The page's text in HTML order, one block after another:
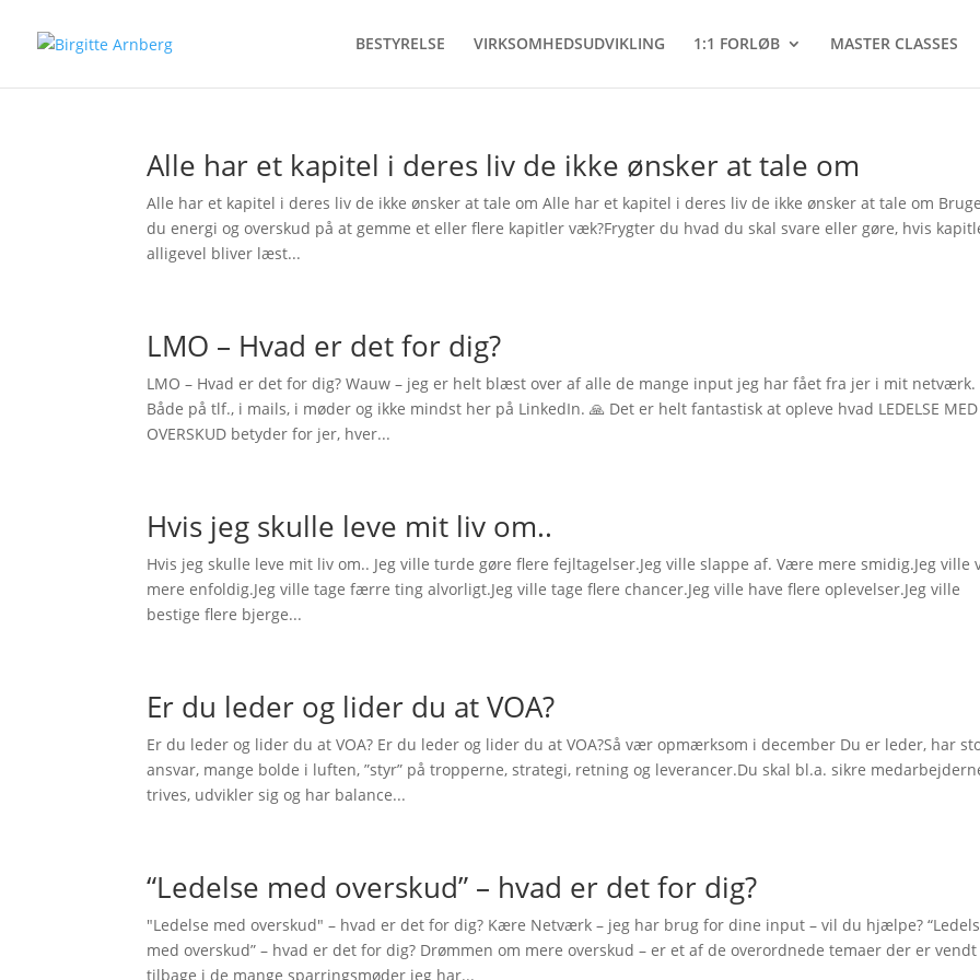
BESTYRELSE VIRKSOMHEDSUDVIKLING 1:1 FORLØB MASTER CLASSES
Alle har et kapitel i deres liv de ikke ønsker at tale om
Alle har et kapitel i deres liv de ikke ønsker at tale om Alle har et kapitel i deres liv de ikke ønsker at tale om
du energi og overskud på at gemme et eller flere kapitler væk?Frygter du hvad du skal svare eller gøre, hvis
alligevel bliver læst...
LMO – Hvad er det for dig?
LMO – Hvad er det for dig? Wauw – jeg er helt blæst over af alle de mange input jeg har fået fra jer i mit netværk.
Både på tlf., i mails, i møder og ikke mindst her på LinkedIn. 🙏 Det er helt fantastisk at opleve hvad LEDELSE MED
OVERSKUD betyder for jer, hver...
Hvis jeg skulle leve mit liv om..
Hvis jeg skulle leve mit liv om.. Jeg ville turde gøre flere fejltagelser.Jeg ville slappe af. Være mere smidig.Jeg ville
mere enfoldig.Jeg ville tage færre ting alvorligt.Jeg ville tage flere chancer.Jeg ville have flere oplevelser.Jeg ville
bestige flere bjerge...
Er du leder og lider du at VOA?
Er du leder og lider du at VOA? Er du leder og lider du at VOA?Så vær opmærksom i december Du er leder, har
ansvar, mange bolde i luften, ”styr” på tropperne, strategi, retning og leverancer.Du skal bl.a. sikre
trives, udvikler sig og har balance...
“Ledelse med overskud” – hvad er det for dig?
"Ledelse med overskud" – hvad er det for dig? Kære Netværk – jeg har brug for dine input – vil du hjælpe?
med overskud” – hvad er det for dig? Drømmen om mere overskud – er et af de overordnede temaer der er vendt
tilbage i de mange sparringsmøder jeg har...